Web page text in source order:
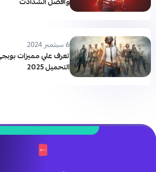
6 سبتمبر 2024
تعرف علي مميزات
التحميل 2025